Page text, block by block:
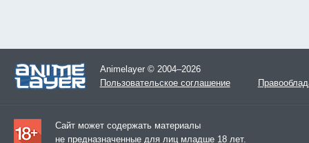
Animelayer © 2004–2026
Пользовательское соглашение
Сайт может содержать материалы
не предназначенные для лиц младше 18 лет.